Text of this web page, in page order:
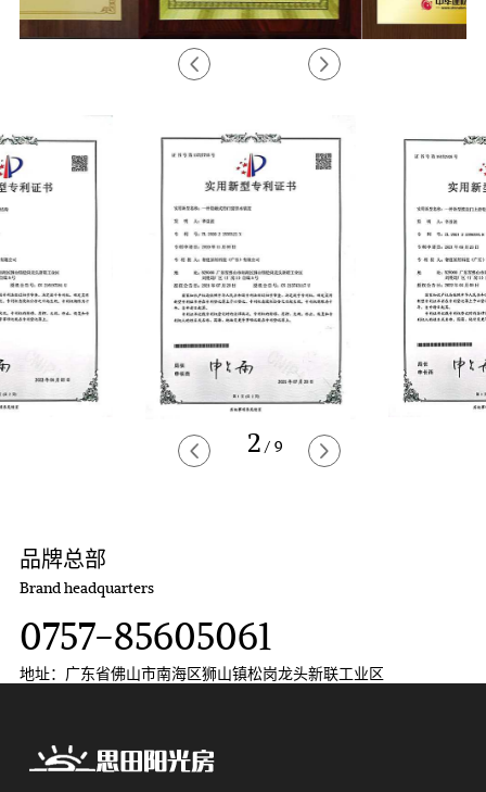
3/ 9
品牌总部
Brand headquarters
0757-85605061
地址：广东省佛山市南海区狮山镇松岗龙头新联工业区